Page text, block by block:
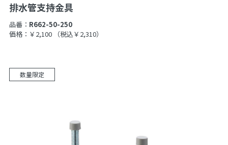
排水管支持金具
品番： R662-50-250
価格：￥2,100
（税込￥2,310）
数量限定